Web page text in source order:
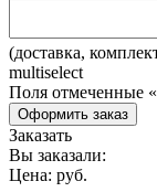
(доставка,
multiselect
Поля отмеченные «
Оформить заказ
Заказать
Вы заказали:
Цена: руб.